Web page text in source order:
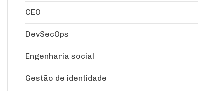
CEO
DevSecOps
Engenharia social
Gestão de identidade